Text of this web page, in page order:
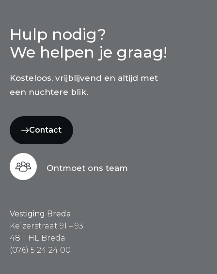
Hulp nodig?
We helpen je graag!
Kosteloos, vrijblijvend en altijd met
een nuchtere blik.
Contact
Ontmoet ons team
Vestiging Breda
Keizerstraat 91 – 93
4811 HL Breda
(076) 5 24 24 00